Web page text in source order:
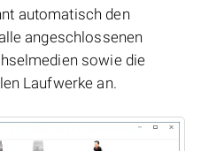
automatisch den
angeschlossenen
sowie die
Laufwerke an.